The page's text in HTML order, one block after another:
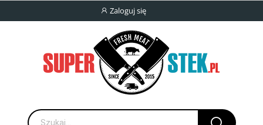
Zaloguj się